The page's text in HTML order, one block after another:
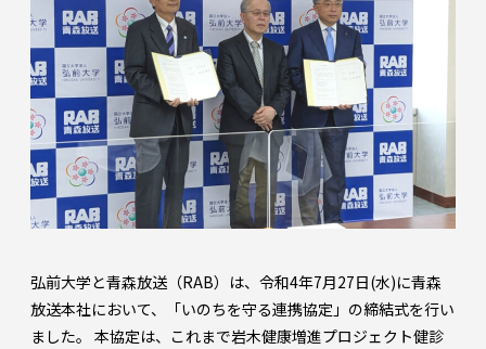
弘前大学と青森放送（RAB）は、令和4年7月27日(水)に青森
放送本社において、「いのちを守る連携協定」の締結式を行い
ました。 本協定は、これまで岩木健康増進プロジェクト健診